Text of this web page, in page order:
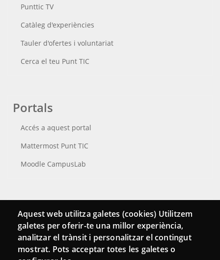
Punttic TV
Catàleg d'experiències
Tauler d'ofertes i voluntariat
Cerca el teu Punt TIC
Portals
Accés a aquest portal
Mattermost Punt TIC
Moodle CampusLab
Connecta
Bustia de contacte
Butlletins
Aquest web utilitza galetes (cookies) Utilitzem
galetes per oferir-te una millor experiència,
analitzar el trànsit i personalitzar el contingut
mostrat. Pots acceptar totes les galetes o